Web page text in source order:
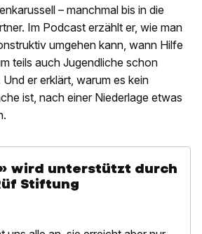
– manchmal bis in die
Im Podcast erzählt er, wie man
umgehen kann, wann Hilfe
teils auch Jugendliche schon
er erklärt, warum es kein
ist, nach einer Niederlage etwas
wird unterstützt durch
Stiftung